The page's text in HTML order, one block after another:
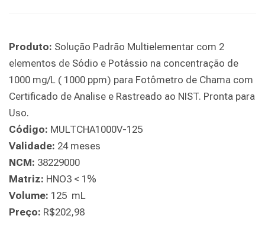
Produto: Solução Padrão Multielementar com 2
elementos de Sódio e Potássio na concentração de
1000 mg/L ( 1000 ppm) para Fotômetro de Chama com
Certificado de Analise e Rastreado ao NIST. Pronta para
Uso.
Código: MULTCHA1000V-125
Validade: 24 meses
NCM: 38229000
Matriz: HNO3 < 1%
Volume: 125 mL
Preço: R$202,98